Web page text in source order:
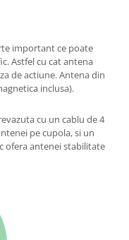
important ce poate
Astfel cu cat antena
de actiune. Antena din
inclusa).
cu un cablu de 4
pe cupola, si un
ofera antenei stabilitate